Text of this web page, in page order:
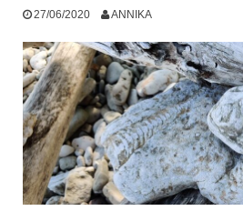
27/06/2020 ANNIKA